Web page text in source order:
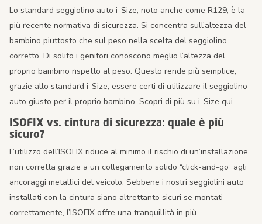
Lo standard seggiolino auto i-Size, noto anche come R129, è la
più recente normativa di sicurezza. Si concentra sull’altezza del
bambino piuttosto che sul peso nella scelta del seggiolino
corretto. Di solito i genitori conoscono meglio l’altezza del
proprio bambino rispetto al peso. Questo rende più semplice,
grazie allo standard i-Size, essere certi di utilizzare il seggiolino
auto giusto per il proprio bambino. Scopri di più su i-Size qui.
ISOFIX vs. cintura di sicurezza: quale è più
sicuro?
L’utilizzo dell’ISOFIX riduce al minimo il rischio di un’installazione
non corretta grazie a un collegamento solido “click-and-go” agli
ancoraggi metallici del veicolo. Sebbene i nostri seggiolini auto
installati con la cintura siano altrettanto sicuri se montati
correttamente, l’ISOFIX offre una tranquillità in più.